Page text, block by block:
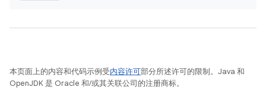
本页面上的内容和代码示例受内容许可部分所述许可的限制。Java 和
OpenJDK 是 Oracle 和/或其关联公司的注册商标。